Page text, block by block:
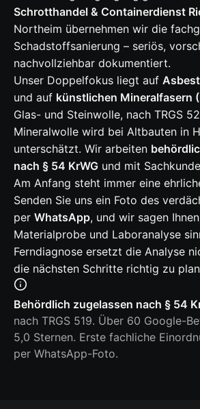
Schrotthandel & Containerdienst
Northeim übernehmen wir die
Schadstoffsanierung – seriös,
nachvollziehbar dokumentiert.
Unser Doppelfokus liegt auf Asbest
und auf künstlichen Mineralfasern
Glas- und Steinwolle, nach TRGS
Mineralwolle wird bei Altbauten in
unterschätzt. Wir arbeiten
nach § 54 KrWG und mit
Am Anfang steht immer eine
Senden Sie uns ein Foto des
per WhatsApp, und wir sagen
Materialprobe und Laboranalyse
Ferndiagnose ersetzt die Analyse
die nächsten Schritte richtig zu
Behördlich zugelassen nach § 54
nach TRGS 519. Über 60 Google-
5,0 Sternen. Erste fachliche
per WhatsApp-Foto.